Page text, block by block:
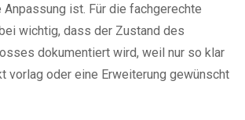
ist. Für die fachgerechte
wichtig, dass der Zustand des
dokumentiert wird, weil nur so klar
vorlag oder eine Erweiterung gewünscht